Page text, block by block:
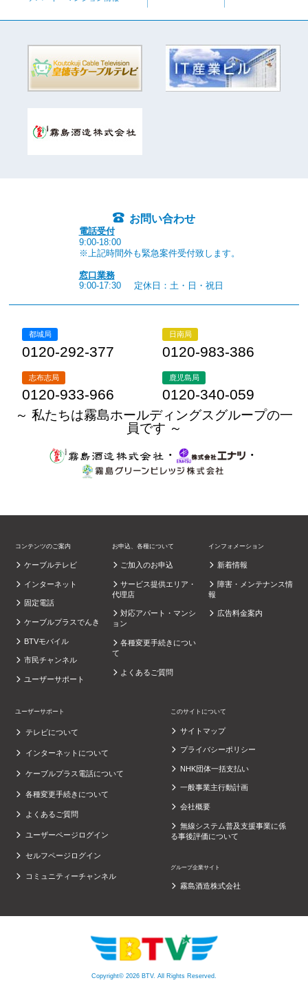
お問い合わせ
電話受付
9:00-18:00
※上記時間外も緊急案件受付致します。
窓口業務
9:00-17:30
定休日：土・日・祝日
都城局
0120-292-377
日南局
0120-983-386
志布志局
0120-933-966
鹿児島局
0120-340-059
～ 私たちは霧島ホールディングスグループの一
員です ～
・
・
コンテンツのご案内
ケーブルテレビ
インターネット
固定電話
ケーブルプラスでんき
BTVモバイル
市民チャンネル
ユーザーサポート
お申込、各種について
ご加入のお申込
サービス提供エリア・
代理店
対応アパート・マンシ
ョン
各種変更手続きについ
て
よくあるご質問
インフォメーション
新着情報
障害・メンテナンス情
報
広告料金案内
ユーザーサポート
テレビについて
インターネットについて
ケーブルプラス電話について
各種変更手続きについて
よくあるご質問
ユーザーページログイン
セルフページログイン
コミュニティーチャンネル
このサイトについて
サイトマップ
プライバシーポリシー
NHK団体一括支払い
一般事業主行動計画
会社概要
無線システム普及支援事業に係
る事後評価について
グループ企業サイト
霧島酒造株式会社
Copyright© 2026 BTV. All Rights Reserved.